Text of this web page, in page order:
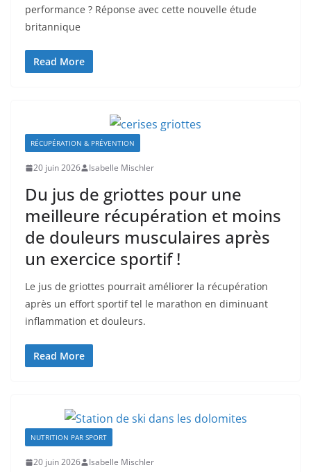
performance ? Réponse avec cette nouvelle étude
britannique
Read More
RÉCUPÉRATION & PRÉVENTION
20 juin 2026 Isabelle Mischler
Du jus de griottes pour une
meilleure récupération et moins
de douleurs musculaires après
un exercice sportif !
Le jus de griottes pourrait améliorer la récupération
après un effort sportif tel le marathon en diminuant
inflammation et douleurs.
Read More
NUTRITION PAR SPORT
20 juin 2026 Isabelle Mischler